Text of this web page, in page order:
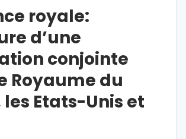
royale:
d’une
conjointe
Royaume du
les Etats-Unis et